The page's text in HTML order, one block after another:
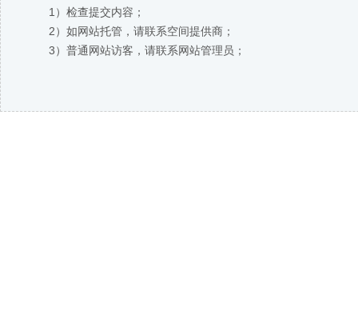
1）检查提交内容；
2）如网站托管，请联系空间提供商；
3）普通网站访客，请联系网站管理员；